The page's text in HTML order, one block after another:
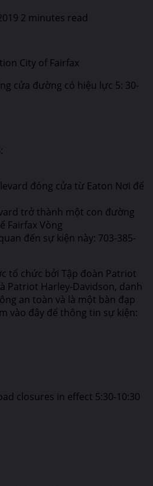
2 minutes read
City of Fairfax
cửa đường có hiệu lực 5: 30-
đóng cửa từ Eaton Nơi để
trở thành một con đường
Fairfax Vòng
đến sự kiện này: 703-385-
tổ chức bởi Tập đoàn Patriot
Patriot Harley-Davidson, danh
an toàn và là một bàn đạp
vào đây để thông tin sự kiện:
closures in effect 5:30-10:30